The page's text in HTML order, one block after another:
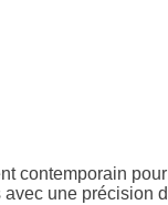
contemporain
une précision